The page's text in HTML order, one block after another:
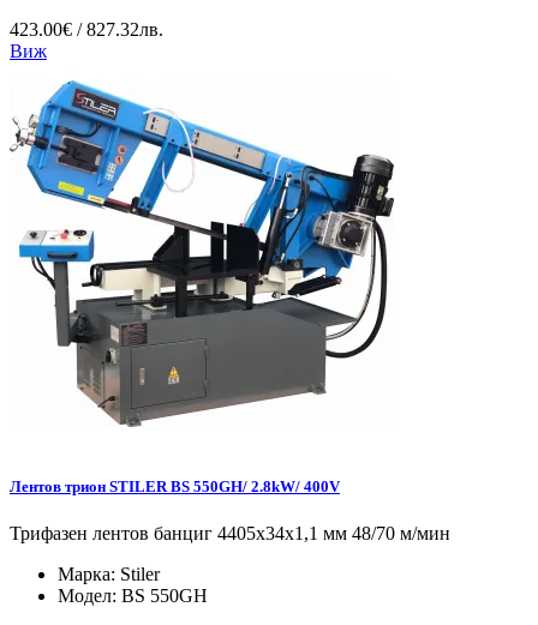
423.00€ / 827.32лв.
Виж
Лентов трион STILER BS 550GH/ 2.8kW/ 400V
Трифазен лентов банциг 4405x34x1,1 мм 48/70 м/мин
Марка: Stiler
Модел: BS 550GH